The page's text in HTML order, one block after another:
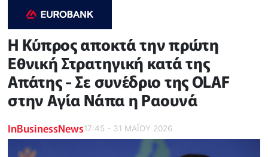
Η Κύπρος αποκτά την πρώτη
Εθνική Στρατηγική κατά της
Απάτης - Σε συνέδριο της ΟLAF
στην Αγία Νάπα η Ραουνά
InBusinessNews17:45 - 31 ΜΑΪ́ΟΥ 2026